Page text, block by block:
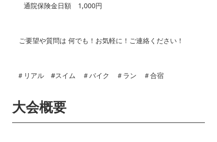
通院保険金日額 1,000円
ご要望や質問は 何でも！お気軽に！ご連絡ください！
＃リアル #スイム ＃バイク ＃ラン ＃合宿
大会概要